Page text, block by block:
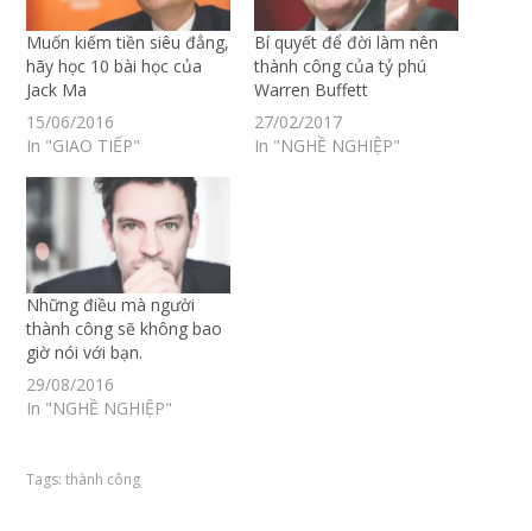
Muốn kiếm tiền siêu đẳng,
hãy học 10 bài học của
Jack Ma
15/06/2016
In "GIAO TIẾP"
Bí quyết để đời làm nên
thành công của tỷ phú
Warren Buffett
27/02/2017
In "NGHỀ NGHIỆP"
Những điều mà người
thành công sẽ không bao
giờ nói với bạn.
29/08/2016
In "NGHỀ NGHIỆP"
Tags:thành công